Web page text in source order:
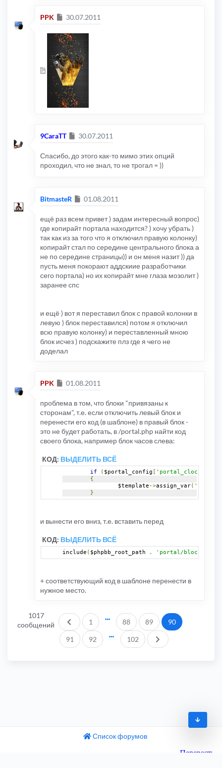
PPK Сообщение
30.07.2011
9CaraTT Сообщение
30.07.2011
Спасибо, до этого как-то мимо этих опций
проходил, что не знал, то не трогал = ))
BitmasteR Сообщение
01.08.2011
ещё раз всем привет ) задам интересный вопрос)
где копирайт портала находится? ) хочу убрать )
так как из за того что я отключил правую колонку)
копирайт стал по середине центрального блока а
не по середине страницы)) и он меня назит )) да
пусть меня покорают аддскиие разработчики
сего портала) но их копирайт мне глаза мозолит )
заранее спс
и ещё ) вот я переставил блок с правой колонки в
левую ) блок переставился) потом я отключил
всю правую колонку) и переставленный мною
блок исчез ) подскажите плз где я чего не
доделал
PPK Сообщение
01.08.2011
проблема в том, что блоки "привязаны к
сторонам", т.е. если отключить левый блок и
перенести его код (в шаблоне) в правый блок -
это не будет работать, в /portal.php найти код
своего блока, например блок часов слева:
КОД: ВЫДЕЛИТЬ ВСЁ
if ( $portal_config 'portal_clock'
{
		$template
->assign_var(
}
и вынести его вниз, т.е. вставить перед
КОД: ВЫДЕЛИТЬ ВСЁ
include ( $phpbb_root_path . 'portal/block/
+ соответствующий код в шаблоне перенести в
нужное место.
1017
сообщений
Пред.1 88 89 90
91 92 102 След.
Список форумов